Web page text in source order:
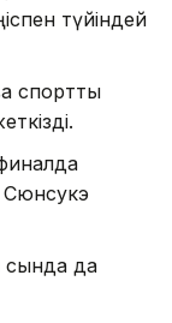
түйіндей
спорттық
Сюнсукэ
сында да